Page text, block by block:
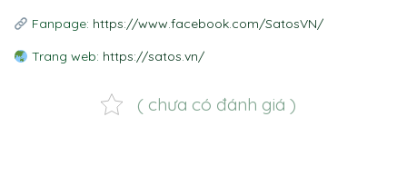
Fanpage: https://www.facebook.com/SatosVN/
Trang web: https://satos.vn/
( chưa có đánh giá )